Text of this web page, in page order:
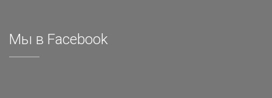
Мы в Facebook